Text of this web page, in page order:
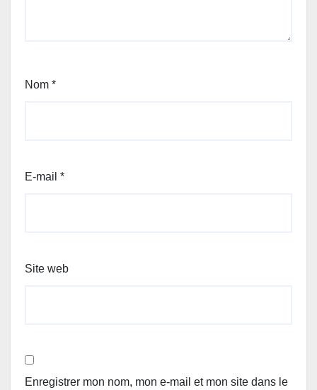
Nom *
E-mail *
Site web
Enregistrer mon nom, mon e-mail et mon site dans le